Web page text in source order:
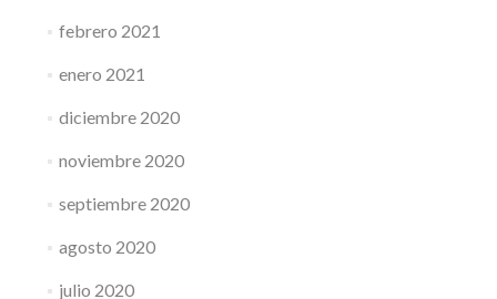
febrero 2021
enero 2021
diciembre 2020
noviembre 2020
septiembre 2020
agosto 2020
julio 2020